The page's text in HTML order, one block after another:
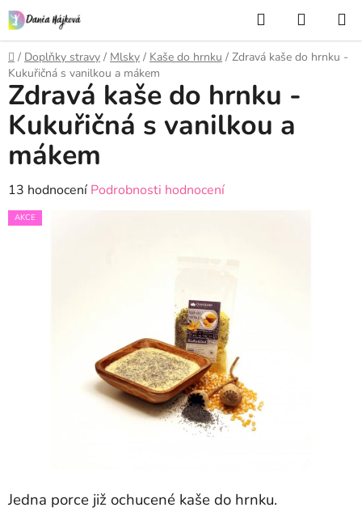
Přejít
na
obsah
Hledat
KOŠÍK
Domů
/ Doplňky stravy / Mlsky / Kaše do hrnku / Zdravá kaše do hrnku -
Kukuřičná s vanilkou a mákem
Jedna porce již ochucené kaše do hrnku.
Zdravá kaše do hrnku -
Kukuřičná s vanilkou a
mákem
Průměrné
hodnocení
13 hodnocení Podrobnosti hodnocení
AKCE